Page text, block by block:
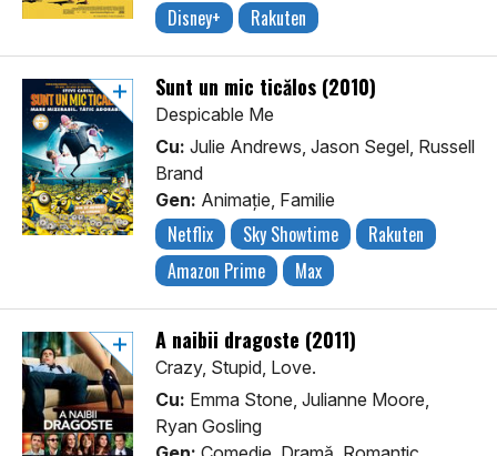
Disney+ Rakuten
Sunt un mic ticălos (2010)
Despicable Me
Cu: Julie Andrews, Jason Segel, Russell
Brand
Gen: Animaţie, Familie
Netflix Sky Showtime
Rakuten
Amazon Prime
Max
A naibii dragoste (2011)
Crazy, Stupid, Love.
Cu: Emma Stone, Julianne Moore,
Ryan Gosling